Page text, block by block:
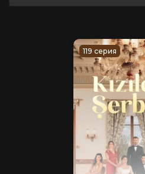
119 серия